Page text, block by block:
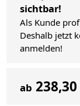
sichtbar!
Als Kunde
Deshalb jetzt
anmelden!
ab